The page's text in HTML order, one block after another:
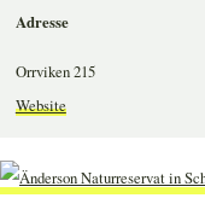
Adresse
Orrviken 215
Website